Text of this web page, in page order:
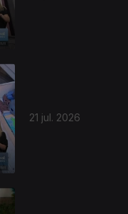
21 jul. 2026